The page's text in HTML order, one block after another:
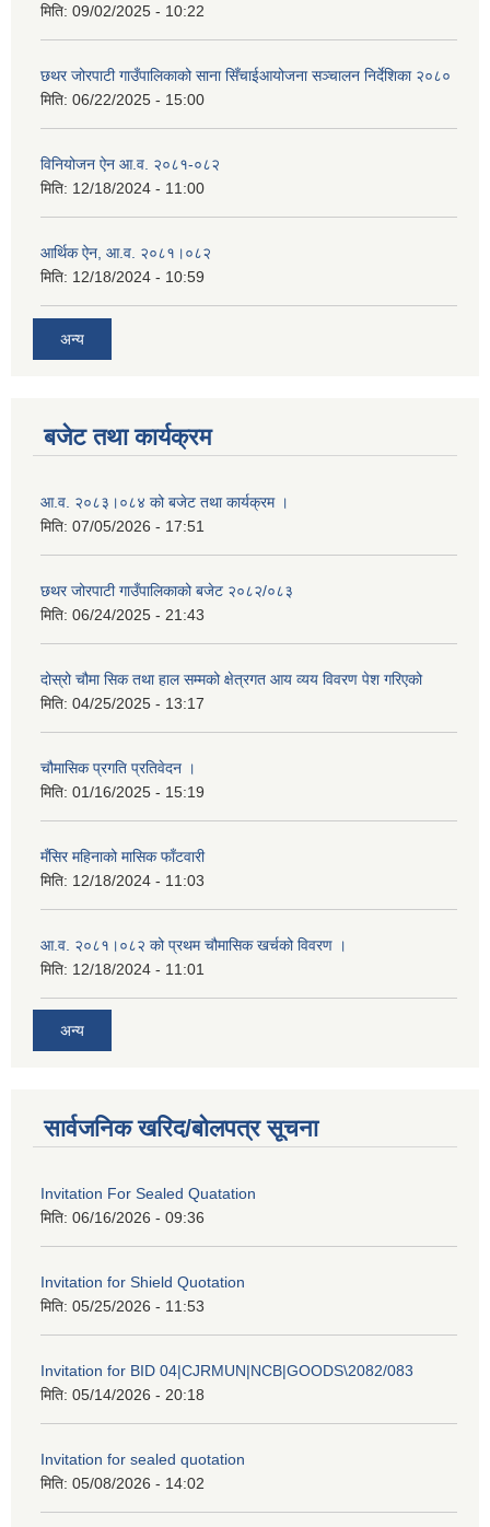
मिति: 09/02/2025 - 10:22
छथर जोरपाटी गाउँपालिकाको साना सिँचाईआयोजना सञ्चालन निर्देशिका २०८०
मिति: 06/22/2025 - 15:00
विनियोजन ऐन आ.व. २०८१-०८२
मिति: 12/18/2024 - 11:00
आर्थिक ऐन, आ.व. २०८१।०८२
मिति: 12/18/2024 - 10:59
अन्य
बजेट तथा कार्यक्रम
आ.व. २०८३।०८४ को बजेट तथा कार्यक्रम ।
मिति: 07/05/2026 - 17:51
छथर जोरपाटी गाउँपालिकाको बजेट २०८२/०८३
मिति: 06/24/2025 - 21:43
दोस्रो चौमा सिक तथा हाल सम्मको क्षेत्रगत आय व्यय विवरण पेश गरिएको
मिति: 04/25/2025 - 13:17
चौमासिक प्रगति प्रतिवेदन ।
मिति: 01/16/2025 - 15:19
मँसिर महिनाको मासिक फाँटवारी
मिति: 12/18/2024 - 11:03
आ.व. २०८१।०८२ को प्रथम चौमासिक खर्चको विवरण ।
मिति: 12/18/2024 - 11:01
अन्य
सार्वजनिक खरिद/बोलपत्र सूचना
Invitation For Sealed Quatation
मिति: 06/16/2026 - 09:36
Invitation for Shield Quotation
मिति: 05/25/2026 - 11:53
Invitation for BID 04|CJRMUN|NCB|GOODS\2082/083
मिति: 05/14/2026 - 20:18
Invitation for sealed quotation
मिति: 05/08/2026 - 14:02